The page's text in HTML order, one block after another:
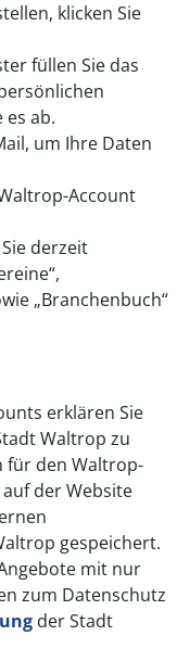
klicken Sie
füllen Sie das
ab.
um Ihre Daten
Account
derzeit
„Branchenbuch“
erklären Sie
Waltrop zu
für den Waltrop-
der Website
gespeichert.
mit nur
zum Datenschutz
der Stadt